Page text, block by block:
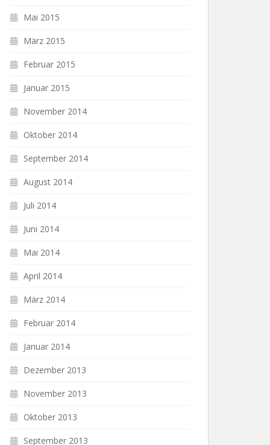
Mai 2015
März 2015
Februar 2015
Januar 2015
November 2014
Oktober 2014
September 2014
August 2014
Juli 2014
Juni 2014
Mai 2014
April 2014
März 2014
Februar 2014
Januar 2014
Dezember 2013
November 2013
Oktober 2013
September 2013